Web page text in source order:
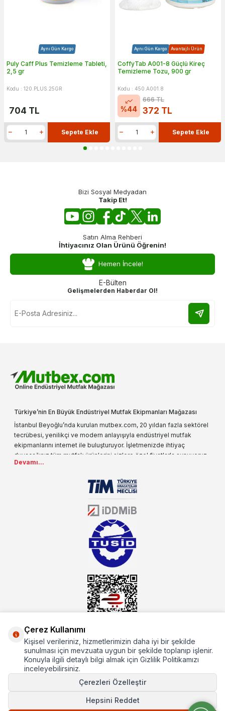
Aynı Gün Kargo
Puly Caff Plus Temizleme Tableti,
2,5 gr
Kodu : 120.PLUS.25GR
704 TL
Sepete Ekle
Aynı Gün Kargo Avantajlı Ürün
CoffyTab A001-8 Güçlü Kireç
Temizleme Tozu, 900 gr
Kodu : 450.A001.8
%44
666TL
372 TL
Sepete Ekle
Bizi Sosyal Medyadan
Takip Et!
Satın Alma Rehberi
İhtiyacınız Olan Ürünü Öğrenin!
Hemen İncele!
E-Bülten
Gelişmelerden Haberdar Ol!
Türkiye’nin En Büyük Endüstriyel Mutfak Ekipmanları Mağazası
İstanbul Beyoğlu’nda kurulan mutbex.com, 20 yıldan fazla sektörel
tecrübesi, yenilikçi ve modern anlayışıyla endüstriyel mutfak
ekipmanlarını internet ile buluşturuyor. İşletmenizde ihtiyaç
duyacağınız tüm mutfak ürünlerini sizlere özel fiyatlarla sunuyoruz.
Endüstriyel mutfak malzemesi deyince akla gelen ilk adreslerden
sektörün farklı alanlarında da faliyet gösteren mutbex.com,
Öztiryakiler resmi bayisidir. Öztiryakiler ürünleri üzerinde büyük bir
donanıma sahip ekibi ile müşterilerine koşulsuz destek sunan
mutbex.com ile endüstriyel mutfak malzemeleri konusunda
alacağınız hizmet standartların her zaman üstünde olacaktır.
Devamı...
Hakkımızda
Hızlı Erişim
Popüler Kategoriler
Çerez Kullanımı
Kişisel verileriniz, hizmetlerimizin daha iyi bir şekilde
sunulması için mevzuata uygun bir şekilde toplanıp işlenir.
Konuyla ilgili detaylı bilgi almak için Gizlilik Politikamızı
inceleyebilirsiniz.
Çerezleri Özelleştir
Hepsini Reddet